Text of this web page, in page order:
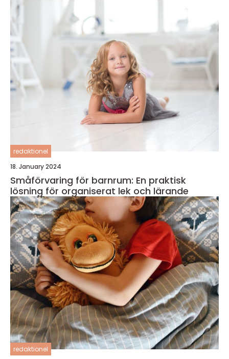
redaktionel
18. January 2024
Småförvaring för barnrum: En praktisk
lösning för organiserat lek och lärande
redaktionel